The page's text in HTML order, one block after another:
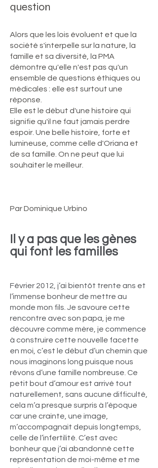
question
Alors que les lois évoluent et que la
société s'interpelle sur la nature, la
famille et sa diversité, la PMA
démontre qu'elle n'est pas qu'un
ensemble de questions éthiques ou
médicales : elle est surtout une
réponse.
Elle est le début d'une histoire qui
signifie qu'il ne faut jamais perdre
espoir. Une belle histoire, forte et
lumineuse, comme celle d'Oriana et
de sa famille. On ne peut que lui
souhaiter le meilleur.
Par Dominique Urbino
Il y a pas que les gènes
qui font les familles
Février 2012, j’ai bientôt trente ans et
l’immense bonheur de mettre au
monde mon fils. Je savoure cette
rencontre avec son papa, je me
découvre comme mère, je commence
à construire cette nouvelle facette
en moi, c’est le début d’un chemin que
nous imaginons long puisque nous
rêvons d’une famille nombreuse. Ce
petit bout d’amour est arrivé tout
naturellement, sans aucune difficulté,
cela m’a presque surpris à l’époque
car une crainte, une image,
m’accompagnait depuis longtemps,
celle de l’infertilité. C’est avec
bonheur que j’ai abandonné cette
représentation de moi-même et me